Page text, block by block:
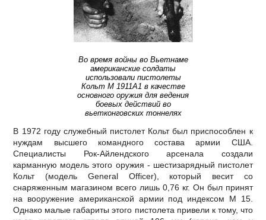
Во время войны во Вьетнаме
американские солдаты
использовали пистолеты
Кольт М 1911А1 в качестве
основного оружия для ведения
боевых действий во
вьетконговских тоннелях
В 1972 году служебный пистолет Кольт был приспособлен к
нуждам высшего командного состава армии США.
Специалисты Рок-Айлендского арсенала создали
карманную модель этого оружия - шестизарядный пистолет
Кольт (модель General Officer), который весит со
снаряженным магазином всего лишь 0,76 кг. Он был принят
на вооружение американской армии под индексом М 15.
Однако малые габариты этого пистолета привели к тому, что